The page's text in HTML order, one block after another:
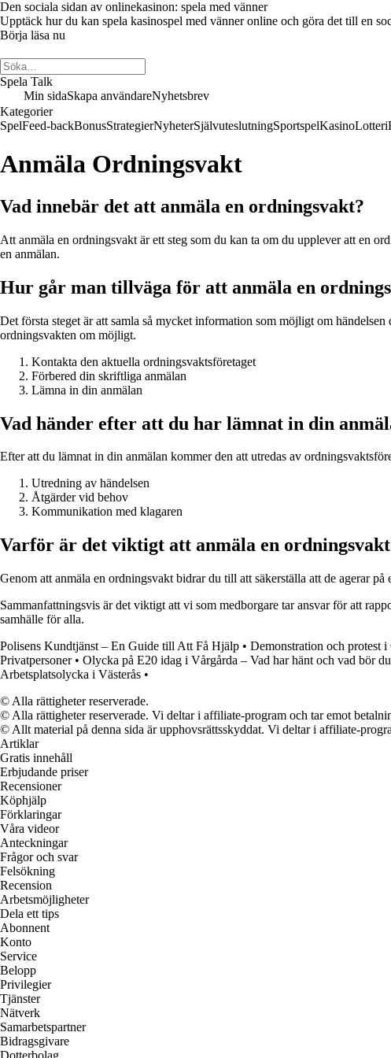
Den sociala sidan av onlinekasinon: spela med vänner
Upptäck hur du kan spela kasinospel med vänner online och göra det till en
Börja läsa nu
Spela Talk
Min sidaSkapa användareNyhetsbrev
Kategorier
SpelFeed-backBonusStrategierNyheterSjälvuteslutningSportspelKasinoLotteri
Anmäla Ordningsvakt
Vad innebär det att anmäla en ordningsvakt?
Att anmäla en ordningsvakt är ett steg som du kan ta om du upplever att en
en anmälan.
Hur går man tillväga för att anmäla en
Det första steget är att samla så mycket information som möjligt om
ordningsvakten om möjligt.
Kontakta den aktuella ordningsvaktsföretaget
Förbered din skriftliga anmälan
Lämna in din anmälan
Vad händer efter att du har lämnat in din
Efter att du lämnat in din anmälan kommer den att utredas av
Utredning av händelsen
Åtgärder vid behov
Kommunikation med klagaren
Varför är det viktigt att anmäla en
Genom att anmäla en ordningsvakt bidrar du till att säkerställa att de agerar
Sammanfattningsvis är det viktigt att vi som medborgare tar ansvar för att
samhälle för alla.
Polisens Kundtjänst – En Guide till Att Få Hjälp • Demonstration och protest i
Privatpersoner• Olycka på E20 idag i Vårgårda – Vad har hänt och vad bör
Arbetsplatsolycka i Västerås •
© Alla rättigheter reserverade.
© Alla rättigheter reserverade. Vi deltar i affiliate-program och tar emot
© Allt material på denna sida är upphovsrättsskyddat. Vi deltar i affiliate-
Artiklar
Gratis innehåll
Erbjudande priser
Recensioner
Köphjälp
Förklaringar
Våra videor
Anteckningar
Frågor och svar
Felsökning
Recension
Arbetsmöjligheter
Dela ett tips
Abonnent
Konto
Service
Belopp
Privilegier
Tjänster
Nätverk
Samarbetspartner
Bidragsgivare